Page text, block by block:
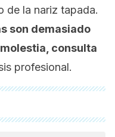
de la nariz tapada.
son demasiado
consulta
profesional.
a profundidad por